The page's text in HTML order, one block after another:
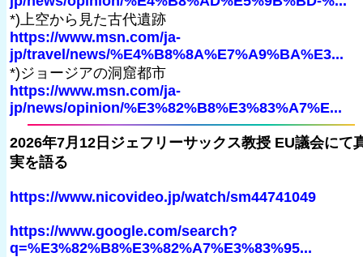
*)上空から見た古代遺跡
https://www.msn.com/ja-
jp/travel/news/%E4%B8%8A%E7%A9%BA%E3...
*)ジョージアの洞窟都市
https://www.msn.com/ja-
jp/news/opinion/%E3%82%B8%E3%83%A7%E...
2026年7月12日ジェフリーサックス教授 EU議会にて
実を語る
https://www.nicovideo.jp/watch/sm44741049
https://www.google.com/search?
q=%E3%82%B8%E3%82%A7%E3%83%95...